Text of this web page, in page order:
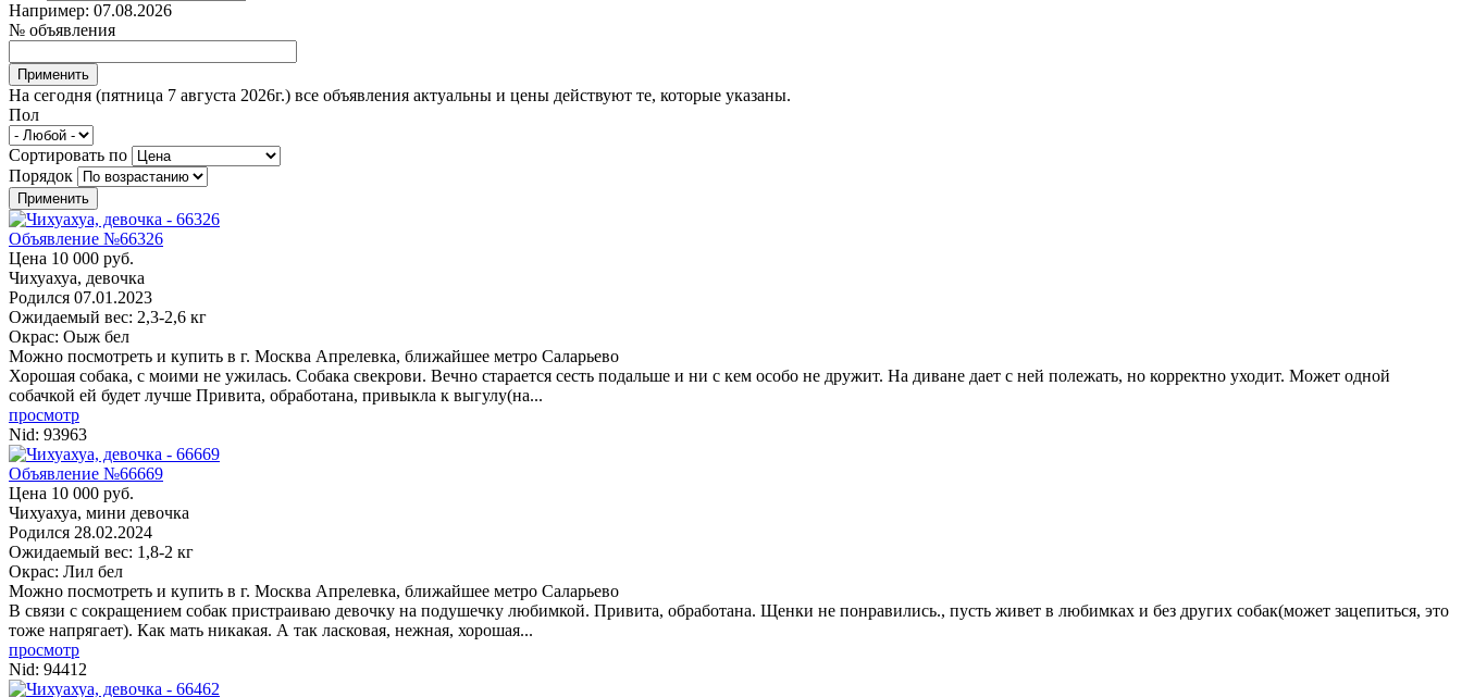
Например: 07.08.2026
№ объявления
На сегодня (пятница 7 августа 2026г.) все объявления актуальны и цены действуют те, которые указаны.
Пол
Сортировать по
Порядок
Объявление №66326
Цена 10 000 руб.
Чихуахуа, девочка
Родился 07.01.2023
Ожидаемый вес: 2,3-2,6 кг
Окрас: Оыж бел
Можно посмотреть и купить в г. Москва Апрелевка, ближайшее метро Саларьево
Хорошая собака, с моими не ужилась. Собака свекрови. Вечно старается сесть подальше и ни с кем особо не дружит. На диване дает с ней полежать, но корректно уходит. Может одной
собачкой ей будет лучше Привита, обработана, привыкла к выгулу(на...
просмотр
Nid: 93963
Объявление №66669
Цена 10 000 руб.
Чихуахуа, мини девочка
Родился 28.02.2024
Ожидаемый вес: 1,8-2 кг
Окрас: Лил бел
Можно посмотреть и купить в г. Москва Апрелевка, ближайшее метро Саларьево
В связи с сокращением собак пристраиваю девочку на подушечку любимкой. Привита, обработана. Щенки не понравились., пусть живет в любимках и без других собак(может зацепиться, это
тоже напрягает). Как мать никакая. А так ласковая, нежная, хорошая...
просмотр
Nid: 94412